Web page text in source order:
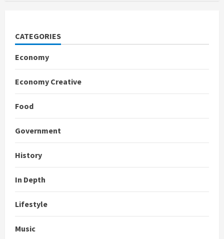
CATEGORIES
Economy
Economy Creative
Food
Government
History
In Depth
Lifestyle
Music